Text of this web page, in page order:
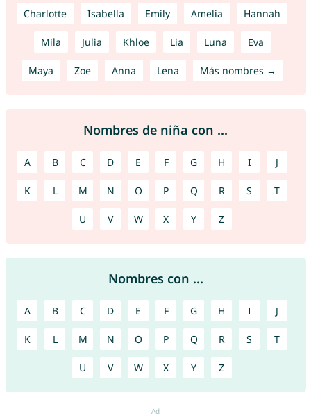
Charlotte Isabella Emily Amelia Hannah
Mila Julia Khloe Lia Luna Eva
Maya Zoe Anna Lena Más nombres →
Nombres de niña con ...
A B C D E F G H I J
K L M N O P Q R S T
U V W X Y Z
Nombres con ...
A B C D E F G H I J
K L M N O P Q R S T
U V W X Y Z